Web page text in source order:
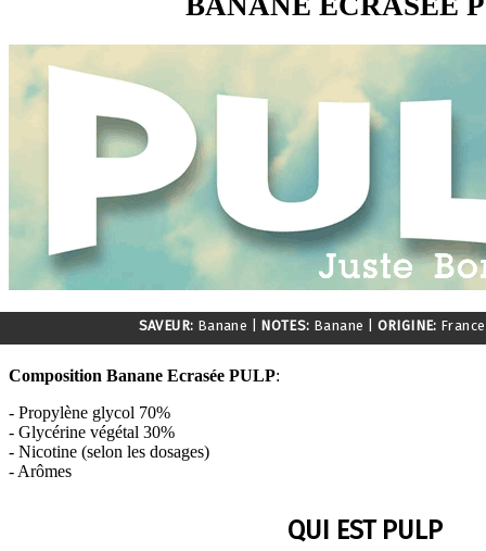
SAVEUR: Banane NOTES: Banane ORIGINE:
Composition Banane Ecrasée PULP:
- Propylène glycol 70%
- Glycérine végétal 30%
- Nicotine (selon les dosages)
- Arômes
QUI EST PULP